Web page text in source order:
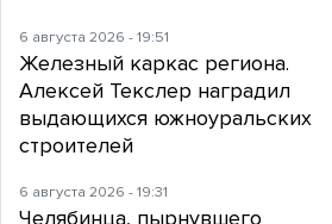
6 августа 2026 - 19:51
Железный каркас региона.
Алексей Текслер наградил
выдающихся южноуральских
строителей
6 августа 2026 - 19:31
Челябинца, пырнувшего